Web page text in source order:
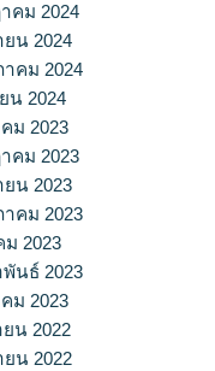
คม 2024
น 2024
คม 2024
น 2024
ม 2023
คม 2023
น 2023
คม 2023
2023
นธ์ 2023
ม 2023
น 2022
น 2022